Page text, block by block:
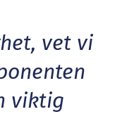
vet vi
viktig